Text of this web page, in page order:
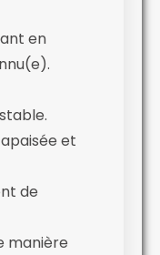
en
et
de
manière